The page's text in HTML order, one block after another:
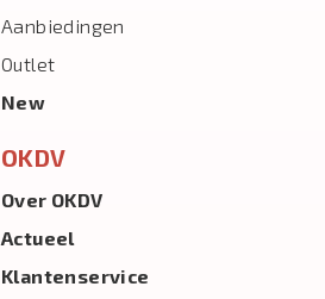
Aanbiedingen
Outlet
New
OKDV
Over OKDV
Actueel
Klantenservice